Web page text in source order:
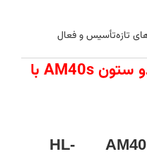
تازه‌تأسیس و فعال
📊 جدول مقایسه جک دو ستون AM40s با
AM40
HL-